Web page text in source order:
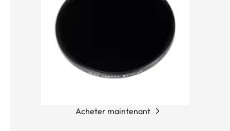
lentille flottante indépendante garantit des
performances supérieures aux courtes distances.
Acheter maintenant